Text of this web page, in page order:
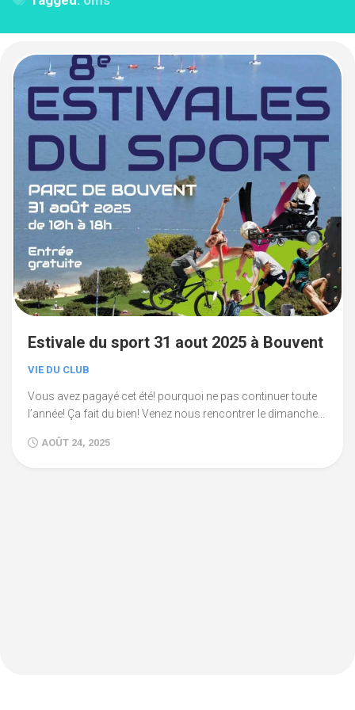
Estivale du sport 31 aout 2025 à Bouvent
VIE DU CLUB
Vous avez pagayé cet été! pourquoi ne pas continuer toute
l’année! Ça fait du bien! Venez nous rencontrer le dimanche...
AOÛT 24, 2025